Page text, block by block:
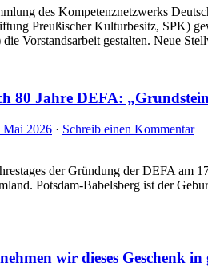
des Kompetenznetzwerks
Preußischer Kulturbesitz, SPK)
Vorstandsarbeit gestalten. Neue
80 Jahre DEFA:
Mai 2026 · Schreib einen Kommentar
der Gründung der DEFA
Potsdam-Babelsberg ist der
wir dieses Geschenk